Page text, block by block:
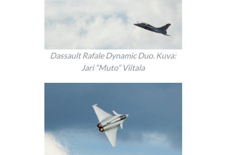
Dassault Rafale Dynamic Duo. Kuva:
Jari “Muto” Viitala